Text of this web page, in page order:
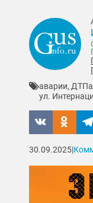
аварии, ДТП
ул.
30.09.2025|